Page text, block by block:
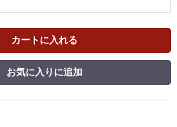
カートに入れる
お気に入りに追加